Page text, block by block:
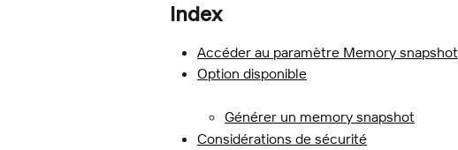
Index
Accéder au paramètre Memory snapshot
Option disponible
Générer un memory snapshot
Considérations de sécurité